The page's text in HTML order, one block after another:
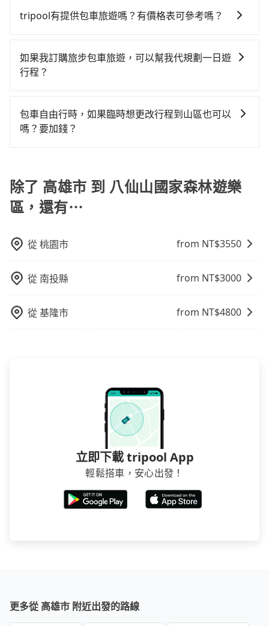
也可參考tripool的拼車共乘服務，最多可再節省50%的
或九人座可供選擇，而且無人租車最令人詬病的就是車
樣。另外，偶爾也會遇到明明已經預約了時間但上一位
用戶卻遲遲尚未歸還，又或者要還車時卻偏偏找不到停
使用時還是有其區域的限制，實際可停靠的地點與你的
上下車地點仍有段距離，在遇到下雨天或者載行李時，
或者必須透過叫車平台或電話叫車，這代表你需要事先
當你們人數超過四位時，叫兩輛計程車的費用就貴了，
改預約一輛tripool的九人座廂型車最高可省$2,600。
繫，可能原本約定的地點不適合暫停而改停靠在附近的
椅及兒童用增高墊供您選購(租借300元/個)，讓您和孩子
tripool有提供包車旅遊嗎？有價格表可參考嗎？
市的包車旅遊，從單純的單趟接送到算時間的計時包車
都有，可彈性選擇2~12小時的服務，滿足家族出遊、朋
車的價格可能跟其他車隊相差無幾，但是如果只需要短
時數或者單程專車服務者，敢大聲說我們價格絕對最划
如果我訂購旅步包車旅遊，可以幫我代規劃一日遊
行程？
時還沒有規劃行程的服務。
包車自由行時，如果臨時想更改行程到山區也可以
嗎？要加錢？
行額外的費用收取。但是，這些費用會在您下訂單後、
出發前先與您進行確認，確保您明確知道所有的費用。
我們會透過Email的方式向您說明收費細節，讓您能更放
除了 高雄市 到 八仙山國家森林遊樂
區，還有⋯
從桃園市 from NT$3550
從 南投縣 from NT$3000
從基隆市 from NT$4800
立即下載 tripool App
輕鬆搭車，安心出發！
更多從 高雄市 附近出發的路線